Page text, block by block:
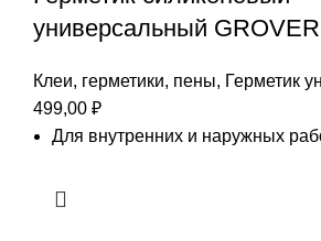
универсальный
Клеи, герметики, пены, Герметик
499,00 ₽
Для внутренних и наружных